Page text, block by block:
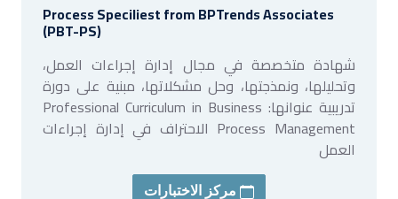
Process Speciliest from BPTrends Associates
(PBT-PS)
شهادة متخصصة في مجال إدارة إجراءات العمل،
وتحليلها، ونمذجتها، وحل مشكلاتها، مبنية على دورة
تدريبية عنوانها: Professional Curriculum in Business
Process Management الاحتراف في إدارة إجراءات
العمل
مركز الاختبارات